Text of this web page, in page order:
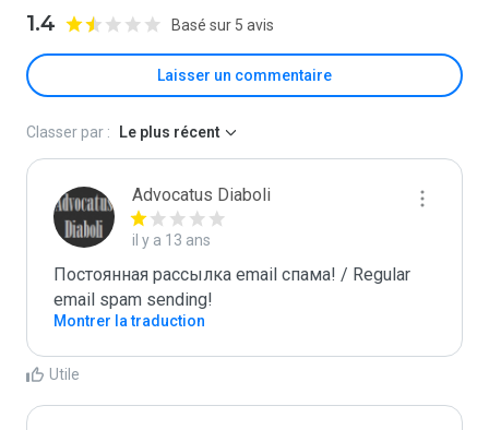
1.4 Basé sur 5 avis
Laisser un commentaire
Classer par : Le plus récent
Advocatus Diaboli
il y a 13 ans
Постоянная рассылка email спама! / Regular
email spam sending!
Montrer la traduction
Utile